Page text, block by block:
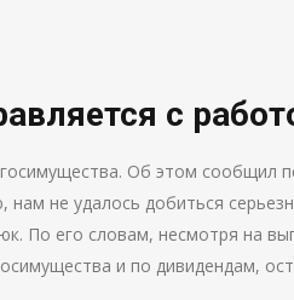
с
Об этом сообщил
не удалось добиться
По его словам, несмотря на
и по дивидендам,